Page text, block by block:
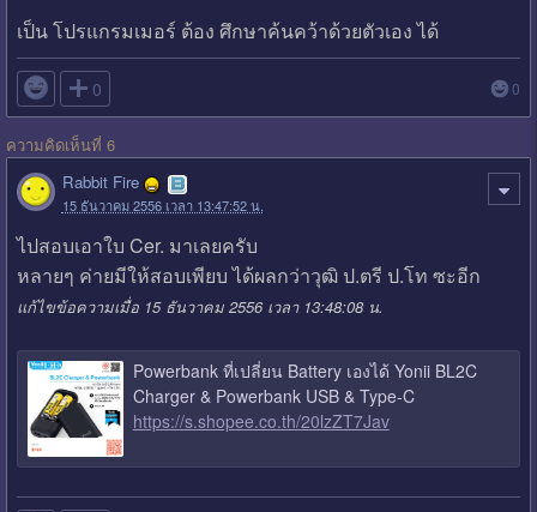
เป็น โปรแกรมเมอร์ ต้อง ศึกษาค้นคว้าด้วยตัวเอง ได้
 0 0
ความคิดเห็นที่ 6
Rabbit Fire
15 ธันวาคม 2556 เวลา 13:47:52 น.
ไปสอบเอาใบ Cer. มาเลยครับ
หลายๆ ค่ายมีให้สอบเพียบ ได้ผลกว่าวุฒิ ป.ตรี ป.โท ซะอีก
แก้ไขข้อความเมื่อ 15 ธันวาคม 2556 เวลา 13:48:08 น.
Powerbank ที่เปลี่ยน Battery เองได้ Yonii BL2C
Charger & Powerbank USB & Type-C
https://s.shopee.co.th/20lzZT7Jav